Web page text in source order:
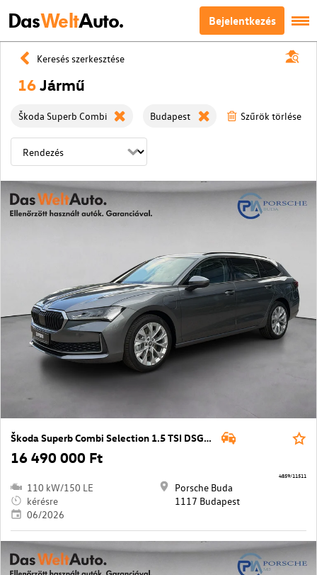
DasWeltAuto. Bejelentkezés
Keresés szerkesztése
16Jármű
Škoda Superb Combi Budapest Szűrök törlése
Škoda Superb Combi Selection 1.5 TSI DSG PHEV
16 490 000 Ft
110 kW/150 LE
kérésre
06/2026
Porsche Buda
1117 Budapest
4859/11511